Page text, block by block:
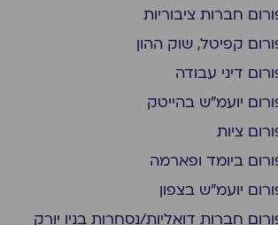
חברות ציבוריות
קפיטל, שוק ההון
דיני עבודה
יועמ"ש בהייטק
ציות
ביומד ופארמה
יועמ"ש בצפון
חברות דואליות/נסחרות בניו יורק